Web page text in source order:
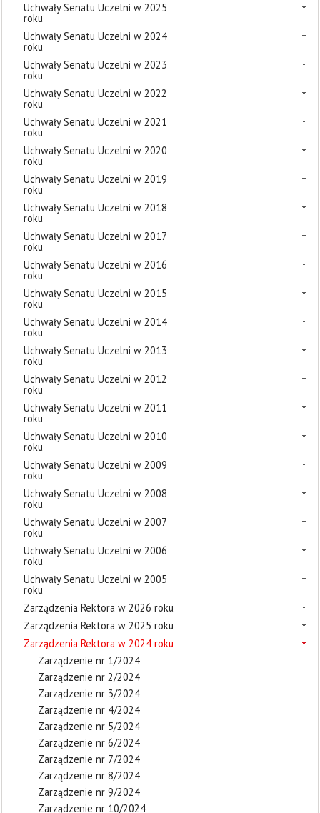
Uchwały Senatu Uczelni w 2025
roku
Uchwały Senatu Uczelni w 2024
roku
Uchwały Senatu Uczelni w 2023
roku
Uchwały Senatu Uczelni w 2022
roku
Uchwały Senatu Uczelni w 2021
roku
Uchwały Senatu Uczelni w 2020
roku
Uchwały Senatu Uczelni w 2019
roku
Uchwały Senatu Uczelni w 2018
roku
Uchwały Senatu Uczelni w 2017
roku
Uchwały Senatu Uczelni w 2016
roku
Uchwały Senatu Uczelni w 2015
roku
Uchwały Senatu Uczelni w 2014
roku
Uchwały Senatu Uczelni w 2013
roku
Uchwały Senatu Uczelni w 2012
roku
Uchwały Senatu Uczelni w 2011
roku
Uchwały Senatu Uczelni w 2010
roku
Uchwały Senatu Uczelni w 2009
roku
Uchwały Senatu Uczelni w 2008
roku
Uchwały Senatu Uczelni w 2007
roku
Uchwały Senatu Uczelni w 2006
roku
Uchwały Senatu Uczelni w 2005
roku
Zarządzenia Rektora w 2026 roku
Zarządzenia Rektora w 2025 roku
Zarządzenia Rektora w 2024 roku
Zarządzenie nr 1/2024
Zarządzenie nr 2/2024
Zarządzenie nr 3/2024
Zarządzenie nr 4/2024
Zarządzenie nr 5/2024
Zarządzenie nr 6/2024
Zarządzenie nr 7/2024
Zarządzenie nr 8/2024
Zarządzenie nr 9/2024
Zarządzenie nr 10/2024